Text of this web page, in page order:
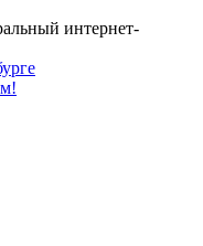
интернет-